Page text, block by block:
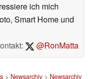
ich mich
Smart Home und
@RonMatta
> Newsarchiv > Newsarchiv